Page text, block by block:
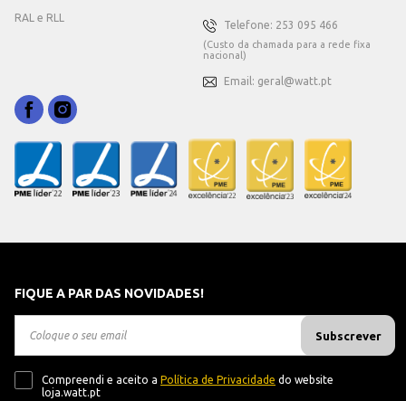
RAL e RLL
Telefone: 253 095 466
(Custo da chamada para a rede fixa
nacional)
Email: geral@watt.pt
FIQUE A PAR DAS NOVIDADES!
Subscrever
Compreendi e aceito a Política de Privacidade do website
loja.watt.pt